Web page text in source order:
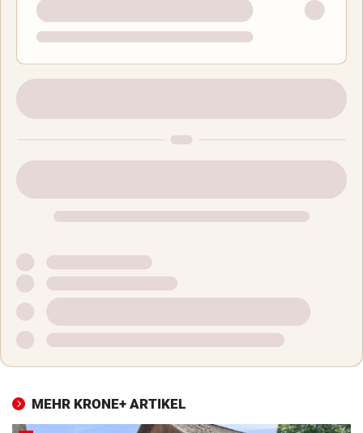
MEHR KRONE+ ARTIKEL